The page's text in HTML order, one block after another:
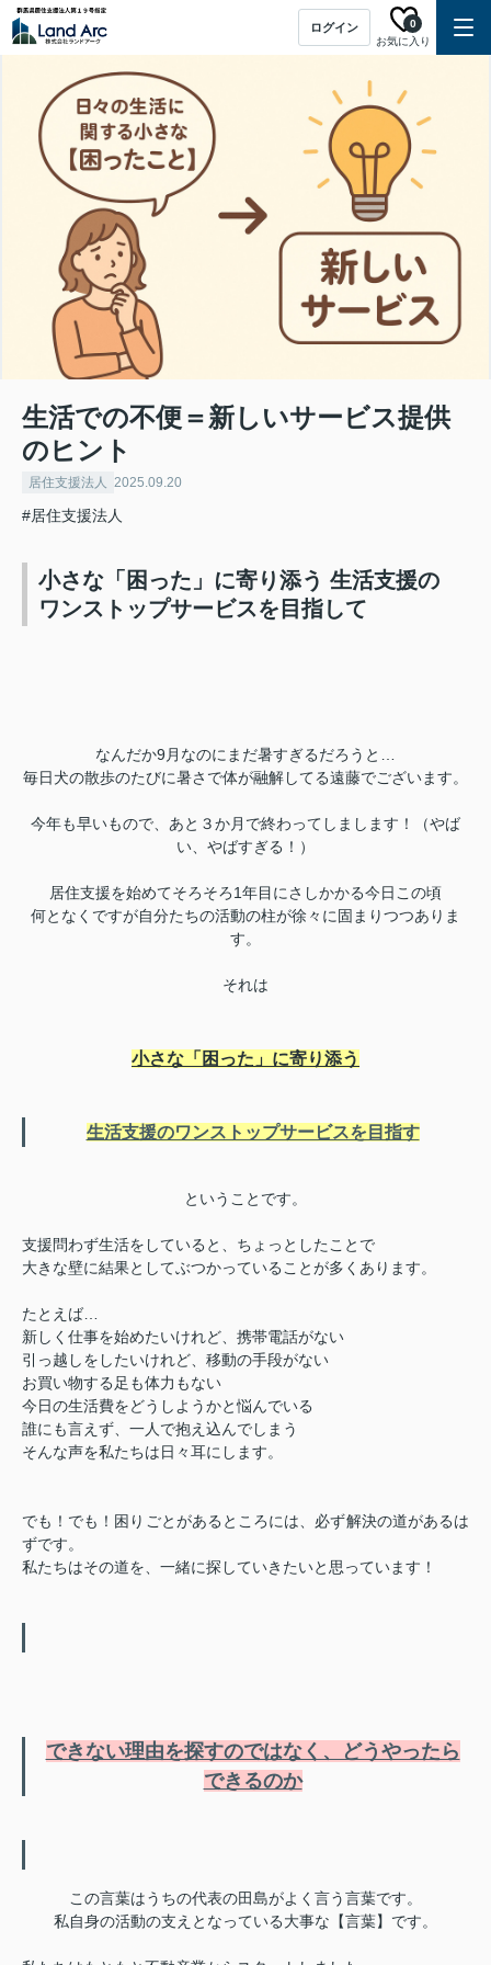
ログイン
お気に入り
0
生活での不便＝新しいサービス提供
のヒント
居住支援法人 2025.09.20
#居住支援法人
小さな「困った」に寄り添う 生活支援の
ワンストップサービスを目指して
なんだか9月なのにまだ暑すぎるだろうと…
毎日犬の散歩のたびに暑さで体が融解してる遠藤でございます。
今年も早いもので、あと３か月で終わってしまします！（やば
い、やばすぎる！）
居住支援を始めてそろそろ1年目にさしかかる今日この頃
何となくですが自分たちの活動の柱が徐々に固まりつつありま
す。
それは
小さな「困った」に寄り添う
生活支援のワンストップサービスを目指す
ということです。
支援問わず生活をしていると、ちょっとしたことで
大きな壁に結果としてぶつかっていることが多くあります。
たとえば…
新しく仕事を始めたいけれど、携帯電話がない
引っ越しをしたいけれど、移動の手段がない
お買い物する足も体力もない
今日の生活費をどうしようかと悩んでいる
誰にも言えず、一人で抱え込んでしまう
そんな声を私たちは日々耳にします。
でも！でも！困りごとがあるところには、必ず解決の道があるは
ずです。
私たちはその道を、一緒に探していきたいと思っています！
できない理由を探すのではなく、どうやったら
できるのか
この言葉はうちの代表の田島がよく言う言葉です。
私自身の活動の支えとなっている大事な【言葉】です。